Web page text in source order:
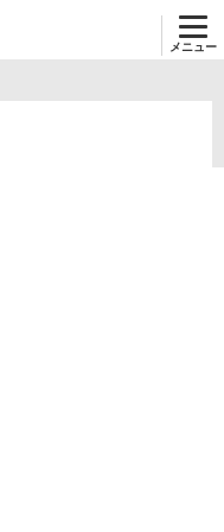
メニュー